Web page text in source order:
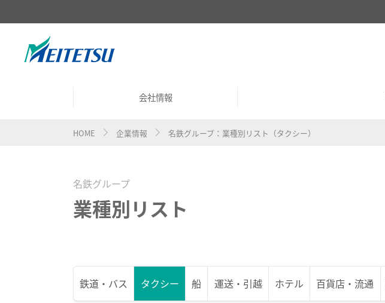
会社情報
HOME 企業情報 名鉄グループ：業種別リスト（タクシー）
名鉄グループ
業種別リスト
鉄道 ・ バス タクシー 船 運送・ 引越 ホテル 百貨店 ・流通